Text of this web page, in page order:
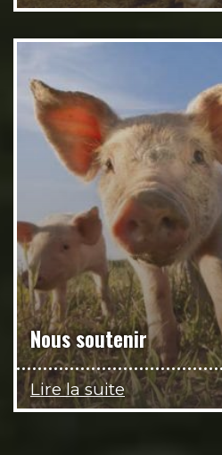
Nous soutenir
Lire la suite